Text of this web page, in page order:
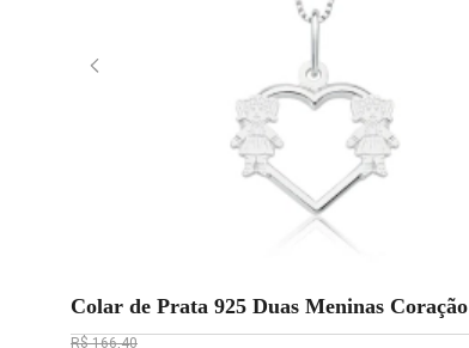
Colar de Prata 925 Duas Meninas Coração
R$ 166,40